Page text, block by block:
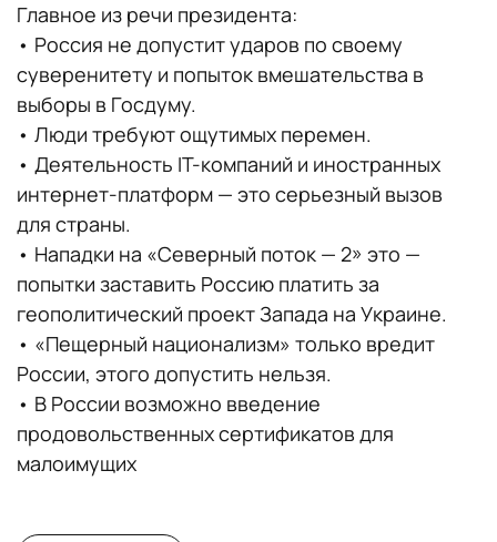
Главное из речи президента:
•‎ Россия не допустит ударов по своему
суверенитету и попыток вмешательства в
выборы в Госдуму.
•‎ Люди требуют ощутимых перемен.
•‎ Деятельность IT-компаний и иностранных
интернет-платформ — это серьезный вызов
для страны.
•‎ Нападки на «Северный поток — 2» это —
попытки заставить Россию платить за
геополитический проект Запада на Украине.
•‎ «Пещерный национализм» только вредит
России, этого допустить нельзя.
•‎ В России возможно введение
продовольственных сертификатов для
малоимущих